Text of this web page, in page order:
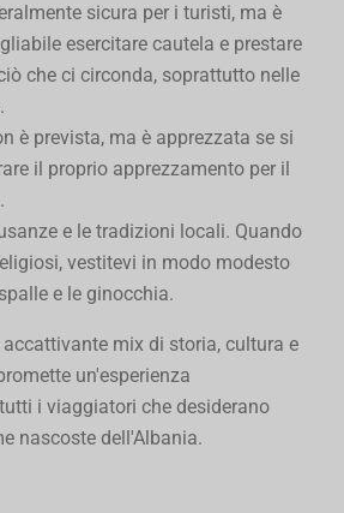
sicura per i turisti, ma è
esercitare cautela e prestare
che ci circonda, soprattutto nelle
è prevista, ma è apprezzata se si
il proprio apprezzamento per il
e le tradizioni locali. Quando
vestitevi in modo modesto
e le ginocchia.
mix di storia, cultura e
un'esperienza
i viaggiatori che desiderano
nascoste dell'Albania.